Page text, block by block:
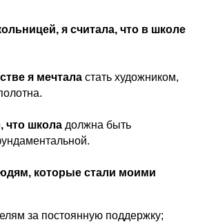
я считала, что в школе
я мечтала стать художником,
что школа должна быть
которые стали моими
за постоянную поддержку;